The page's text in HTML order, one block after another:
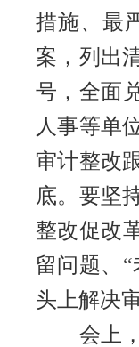
措施、最
案，列出
号，全面
人事等单
审计整改
底。要坚
整改促改
留问题、
头上解决
会上